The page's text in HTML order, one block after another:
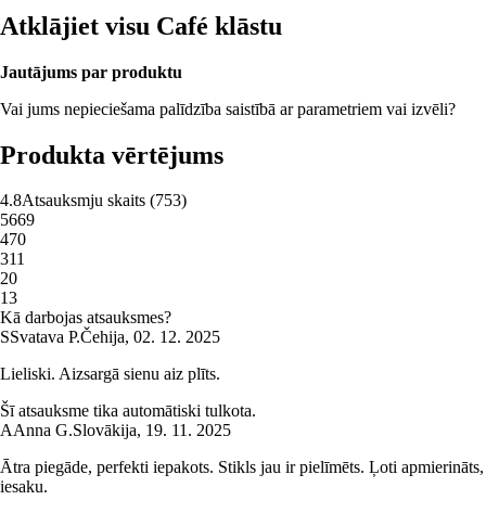
Atklājiet visu Café klāstu
Jautājums par produktu
Vai jums nepieciešama palīdzība saistībā ar parametriem vai izvēli?
Produkta vērtējums
4.8Atsauksmju skaits (753)
5669
470
311
20
13
Kā darbojas atsauksmes?
SSvatava P.Čehija, 02. 12. 2025
Lieliski. Aizsargā sienu aiz plīts.
Šī atsauksme tika automātiski tulkota.
AAnna G.Slovākija, 19. 11. 2025
Ātra piegāde, perfekti iepakots. Stikls jau ir pielīmēts. Ļoti apmierināts,
iesaku.